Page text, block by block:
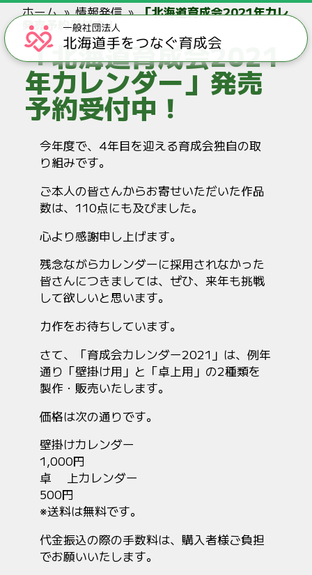
ホーム 情報発信 「北海道育成会2021年カレン
発売予約受付中！
「北海道育成会2021
年カレンダー」発売
予約受付中！
今年度で、4年目を迎える育成会独自の取
り組みです。
ご本人の皆さんからお寄せいただいた作品
数は、110点にも及びました。
心より感謝申し上げます。
残念ながらカレンダーに採用されなかった
皆さんにつきましては、ぜひ、来年も挑戦
して欲しいと思います。
力作をお待ちしています。
さて、「育成会カレンダー2021」は、例年
通り「壁掛け用」と「卓上用」の2種類を
製作・販売いたします。
価格は次の通りです。
壁掛けカレンダー
1,000円
卓 上カレンダー
500円
※送料は無料です。
代金振込の際の手数料は、購入者様ご負担
でお願いいたします。